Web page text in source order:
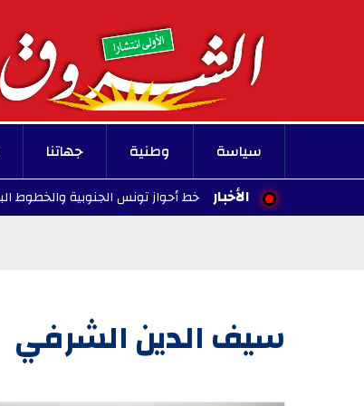
سياسة وطنية جهاتنا
الأخبار
القطارات على خط أحواز تونس الجنوبية والخطوط البعيدة
سيف الدين الشرفي